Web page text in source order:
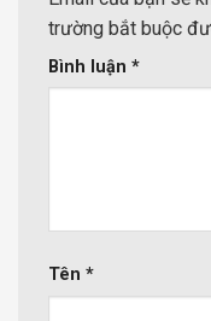
trường bắt buộc
Bình luận *
Tên *